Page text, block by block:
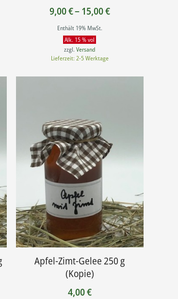
9,00€–15,00€Preisspanne:
Enthält 19% MwSt.
Alk. 15 % vol
zzgl.Versand
Lieferzeit: 2-5 Werktage
Apfel-Zimt-Gelee 250 g
(Kopie)
4,00€